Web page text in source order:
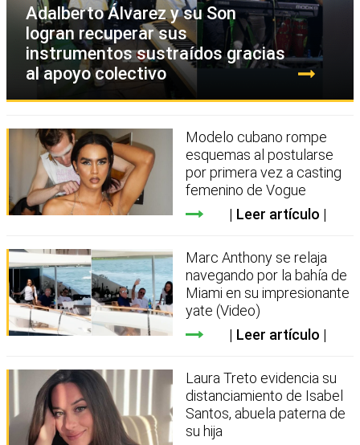
Adalberto Álvarez y su Son
logran recuperar sus
instrumentos sustraídos gracias
al apoyo colectivo
Modelo cubano rompe
esquemas al postularse
por primera vez a casting
femenino de Vogue
Leer artículo
Marc Anthony se relaja
navegando por la bahía de
Miami en su impresionante
yate (Video)
Leer artículo
Laura Treto evidencia su
distanciamiento de Isabel
Santos, abuela paterna de
su hija